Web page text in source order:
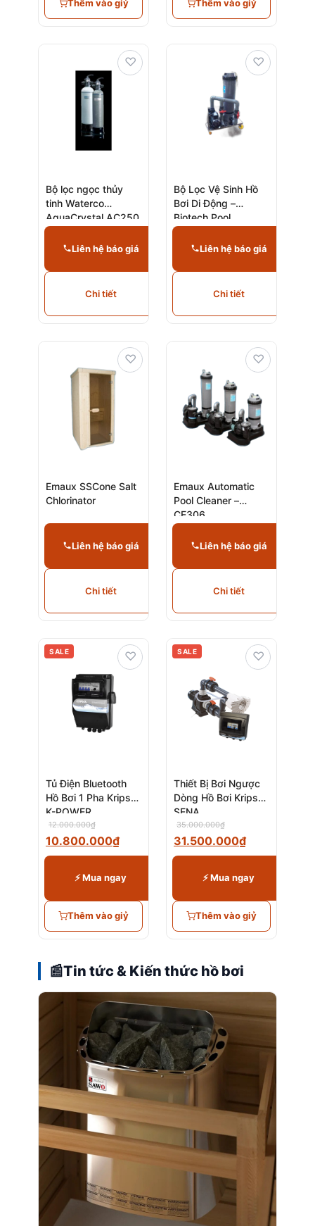
Thêm vào giỷ Thêm vào giỷ
Bộ lọc ngọc thủy
tinh Waterco
AquaCrystal AC250
– AC1050 (Glass
Pearls)Liên hệ báo giá
Chi tiết
♡
Bộ Lọc Vệ Sinh Hồ
Bơi Di Động –
Biotech Pool
Liên hệ báo giá
Chi tiết
♡
Emaux SSCone Salt
Chlorinator
Liên hệ báo giá
Chi tiết
♡
Emaux Automatic
Pool Cleaner –
CE306
Liên hệ báo giá
Chi tiết
♡
SALE
Tủ Điện Bluetooth
Hồ Bơi 1 Pha Kripsol
K-POWER
CONNECT
12.000.000₫
10.800.000₫
⚡ Mua ngay
Thêm vào giỷ
♡ SALE
Thiết Bị Bơi Ngược
Dòng Hồ Bơi Kripsol
SENA
35.000.000₫
31.500.000₫
⚡ Mua ngay
Thêm vào giỷ
♡
📰Tin tức & Kiến thức hồ bơi